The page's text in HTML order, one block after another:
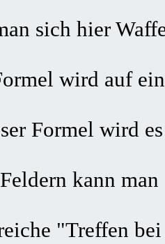
sich hier
wird auf
Formel wird
kann
"Treffen